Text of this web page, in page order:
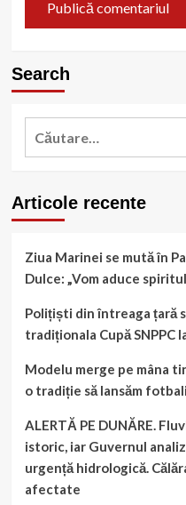
Search
Caută
Articole recente
Ziua Marinei se mută în
Dulce: „Vom aduce
Polițiști din întreaga țară
tradiționala Cupă SNPPC
Modelu merge pe mâna
o tradiție să lansăm
ALERTĂ PE DUNĂRE.
istoric, iar Guvernul
urgență hidrologică.
afectate